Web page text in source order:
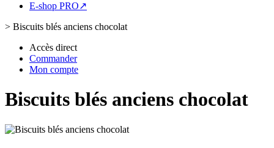
E-shop PRO↗
> Biscuits blés anciens chocolat
Accès direct
Commander
Mon compte
Biscuits blés anciens chocolat